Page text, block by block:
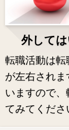
外して
転職活動は
が左右され
いますので
てみてくださ